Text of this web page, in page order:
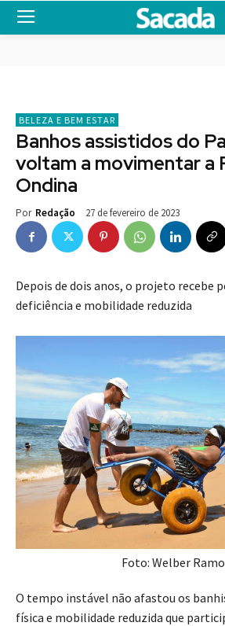
BELEZA E BEM ESTAR
Banhos assistidos do
voltam a movimentar a
Ondina
Por Redação 27 de fevereiro de 2023
Depois de dois anos, o projeto recebe
deficiência e mobilidade reduzida
Foto: Welber
O tempo instável não afastou os
física e mobilidade reduzida que